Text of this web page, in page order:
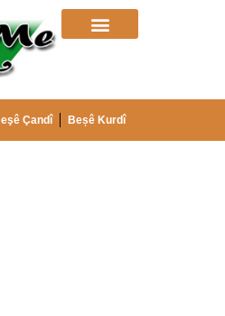
Çandî Beșê Kurdî